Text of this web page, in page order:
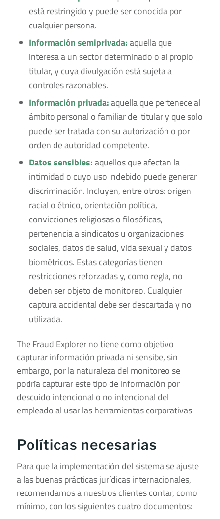
está restringido y puede ser conocida por
cualquier persona.
Información semiprivada:aquella que
interesa a un sector determinado o al propio
titular, y cuya divulgación está sujeta a
controles razonables.
Información privada:aquella que pertenece al
ámbito personal o familiar del titular y que solo
puede ser tratada con su autorización o por
orden de autoridad competente.
Datos sensibles:aquellos que afectan la
intimidad o cuyo uso indebido puede generar
discriminación. Incluyen, entre otros: origen
racial o étnico, orientación política,
convicciones religiosas o filosóficas,
pertenencia a sindicatos u organizaciones
sociales, datos de salud, vida sexual y datos
biométricos. Estas categorías tienen
restricciones reforzadas y, como regla, no
deben ser objeto de monitoreo. Cualquier
captura accidental debe ser descartada y no
utilizada.
The Fraud Explorer no tiene como objetivo
capturar información privada ni sensibe, sin
embargo, por la naturaleza del monitoreo se
podría capturar este tipo de información por
descuido intencional o no intencional del
empleado al usar las herramientas corporativas.
Políticas necesarias
Para que la implementación del sistema se ajuste
a las buenas prácticas jurídicas internacionales,
recomendamos a nuestros clientes contar, como
mínimo, con los siguientes cuatro documentos: